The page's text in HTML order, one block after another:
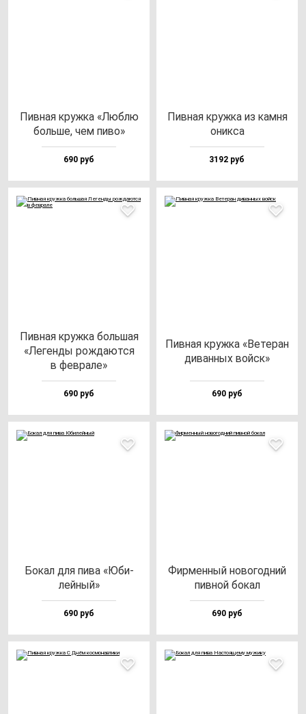
Пив­ная круж­ка «Люб­лю
боль­ше, чем пи­во»
690 руб
Пив­ная круж­ка из кам­ня
оник­са
3192 руб
Пив­ная круж­ка боль­шая
«Леген­ды рож­да­ют­ся
в фев­ра­ле»
690 руб
Пив­ная круж­ка «Вете­ран
ди­ван­ных вой­ск»
690 руб
Бокал для пи­ва «Юби­
лей­ный»
690 руб
Фир­мен­ный но­во­год­ний
пив­ной бо­кал
690 руб